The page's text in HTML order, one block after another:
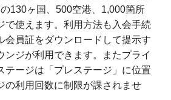
130ヶ国、500空港、1,000箇所
で使えます。利用方法も入会手続
会員証をダウンロードして提示す
ンジが利用できます。またプライ
テージは「プレステージ」に位置
の利用回数に制限が課されませ